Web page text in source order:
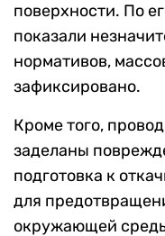
поверхности. По
показали
нормативов,
зафиксировано.
Кроме того,
заделаны
подготовка к
для
окружающей